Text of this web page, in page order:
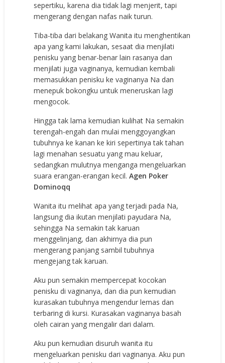
sepertiku, karena dia tidak lagi menjerit, tapi
mengerang dengan nafas naik turun.
Tiba-tiba dari belakang Wanita itu menghentikan
apa yang kami lakukan, sesaat dia menjilati
penisku yang benar-benar lain rasanya dan
menjilati juga vaginanya, kemudian kembali
memasukkan penisku ke vaginanya Na dan
menepuk bokongku untuk meneruskan lagi
mengocok.
Hingga tak lama kemudian kulihat Na semakin
terengah-engah dan mulai menggoyangkan
tubuhnya ke kanan ke kiri sepertinya tak tahan
lagi menahan sesuatu yang mau keluar,
sedangkan mulutnya menganga mengeluarkan
suara erangan-erangan kecil.Agen Poker
Dominoqq
Wanita itu melihat apa yang terjadi pada Na,
langsung dia ikutan menjilati payudara Na,
sehingga Na semakin tak karuan
menggelinjang, dan akhirnya dia pun
mengerang panjang sambil tubuhnya
mengejang tak karuan.
Aku pun semakin mempercepat kocokan
penisku di vaginanya, dan dia pun kemudian
kurasakan tubuhnya mengendur lemas dan
terbaring di kursi. Kurasakan vaginanya basah
oleh cairan yang mengalir dari dalam.
Aku pun kemudian disuruh wanita itu
mengeluarkan penisku dari vaginanya. Aku pun